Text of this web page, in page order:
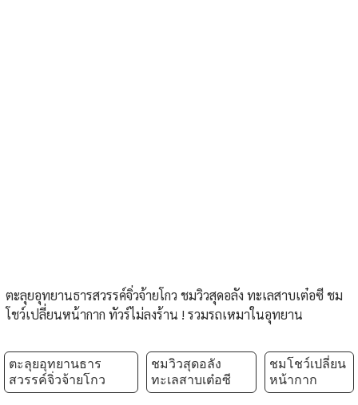
ตะลุยอุทยานธารสวรรค์จิ่วจ้ายโกว ชมวิวสุดอลัง ทะเลสาบเต๋อซี ชม
โชว์เปลี่ยนหน้ากาก ทัวร์ไม่ลงร้าน ! รวมรถเหมาในอุทยาน
ตะลุยอุทยานธาร
สวรรค์จิ่วจ้ายโกว
ชมวิวสุดอลัง
ทะเลสาบเต๋อซี
ชมโชว์เปลี่ยน
หน้ากาก